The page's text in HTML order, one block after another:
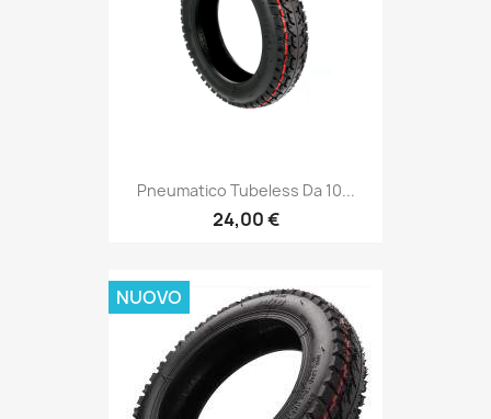
Pneumatico Tubeless Da 10...
24,00 €
NUOVO